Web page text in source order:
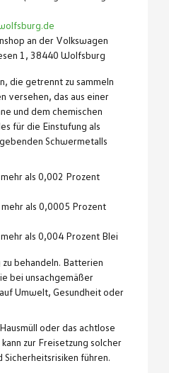
an der Volkswagen
1, 38440 Wolfsburg
die getrennt zu sammeln
versehen, das aus einer
und dem chemischen
für die Einstufung als
Schwermetalls
als 0,002 Prozent
als 0,0005 Prozent
als 0,004 Prozent Blei
behandeln. Batterien
bei unsachgemäßer
Umwelt, Gesundheit oder
oder das achtlose
zur Freisetzung solcher
führen.